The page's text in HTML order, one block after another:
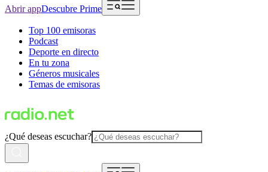
Abrir appDescubre Prime
Top 100 emisoras
Podcast
Deporte en directo
En tu zona
Géneros musicales
Temas de emisoras
¿Qué deseas escuchar?